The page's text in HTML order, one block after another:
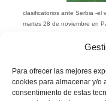
Para ofrecer las mejores
cookies para almacenar y/o
consentimiento de estas
clasificatorios ante Serbia -el
martes 28 de noviembre en
representantes del fútbol
Ivana Andrés y su
equipo blanquinegro y de la
concentrarán junto al resto
en la Ciudad del Fútbol de